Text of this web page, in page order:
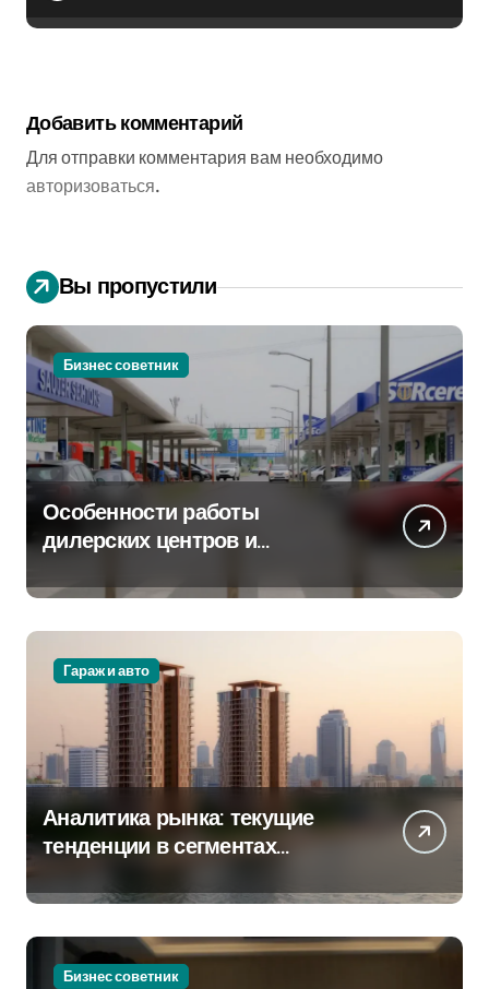
Добавить комментарий
Для отправки комментария вам необходимо
авторизоваться.
Вы пропустили
Бизнес советник
Особенности работы
дилерских центров и
крупных проспектах
Гараж и авто
Аналитика рынка: текущие
тенденции в сегментах
Бизнес советник